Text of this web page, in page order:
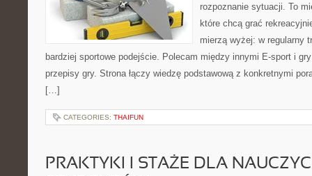
rozpoznanie sytuacji. To
które chcą grać
mierzą wyżej: w regularny
bardziej sportowe podejście. Polecam między innymi E-sport i
przepisy gry. Strona łączy wiedzę podstawową z konkretnymi
[…]
CATEGORIES: THAIFUN
PRAKTYKI I STAŻE DLA